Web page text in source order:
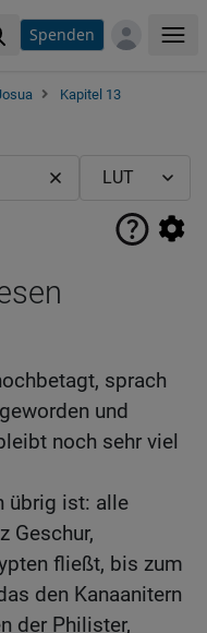
Spenden
Kapitel 13
sprach
und
noch sehr viel
übrig ist: alle
Geschur,
fließt, bis zum
den Kanaanitern
der Philister,